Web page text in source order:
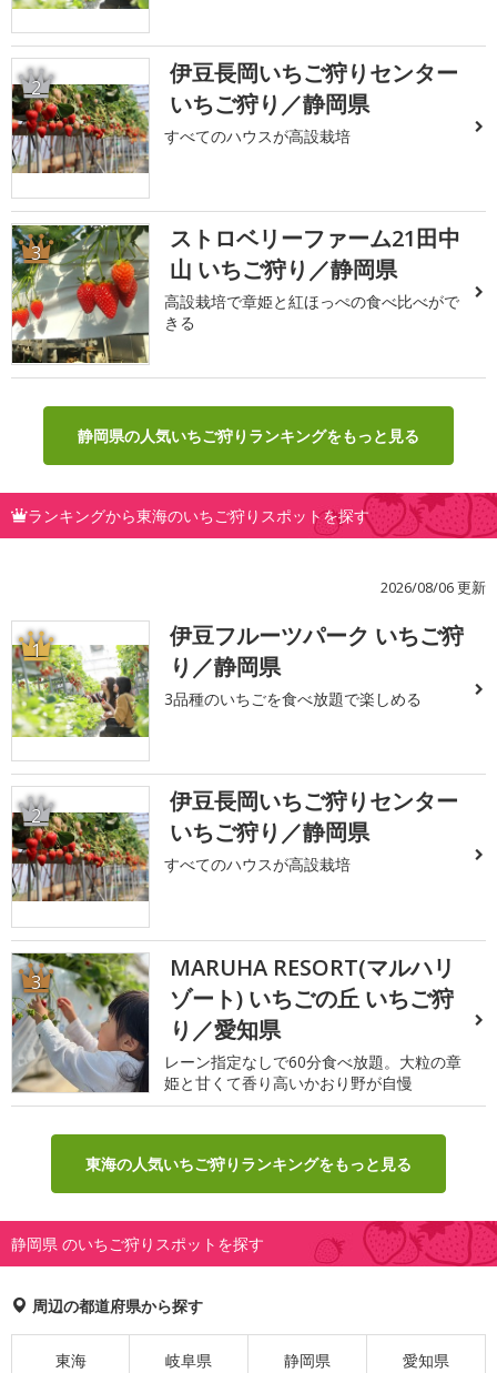
2
伊豆長岡いちご狩りセンター
いちご狩り／静岡県
すべてのハウスが高設栽培
3
ストロベリーファーム21田中
山 いちご狩り／静岡県
高設栽培で章姫と紅ほっぺの食べ比べがで
きる
静岡県の人気いちご狩りランキングをもっと見る
ランキングから東海のいちご狩りスポットを探す
2026/08/06 更新
1
伊豆フルーツパーク いちご狩
り／静岡県
3品種のいちごを食べ放題で楽しめる
2
伊豆長岡いちご狩りセンター
いちご狩り／静岡県
すべてのハウスが高設栽培
3
MARUHA RESORT(マルハリ
ゾート) いちごの丘 いちご狩
り／愛知県
レーン指定なしで60分食べ放題。大粒の章
姫と甘くて香り高いかおり野が自慢
東海の人気いちご狩りランキングをもっと見る
静岡県 のいちご狩りスポットを探す
周辺の都道府県から探す
東海 岐阜県 静岡県 愛知県